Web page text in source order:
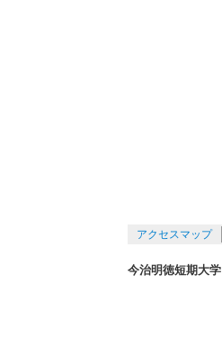
アクセスマップ
今治明徳短期大学